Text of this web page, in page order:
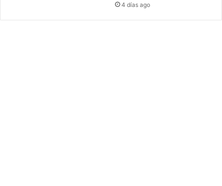
4 días ago